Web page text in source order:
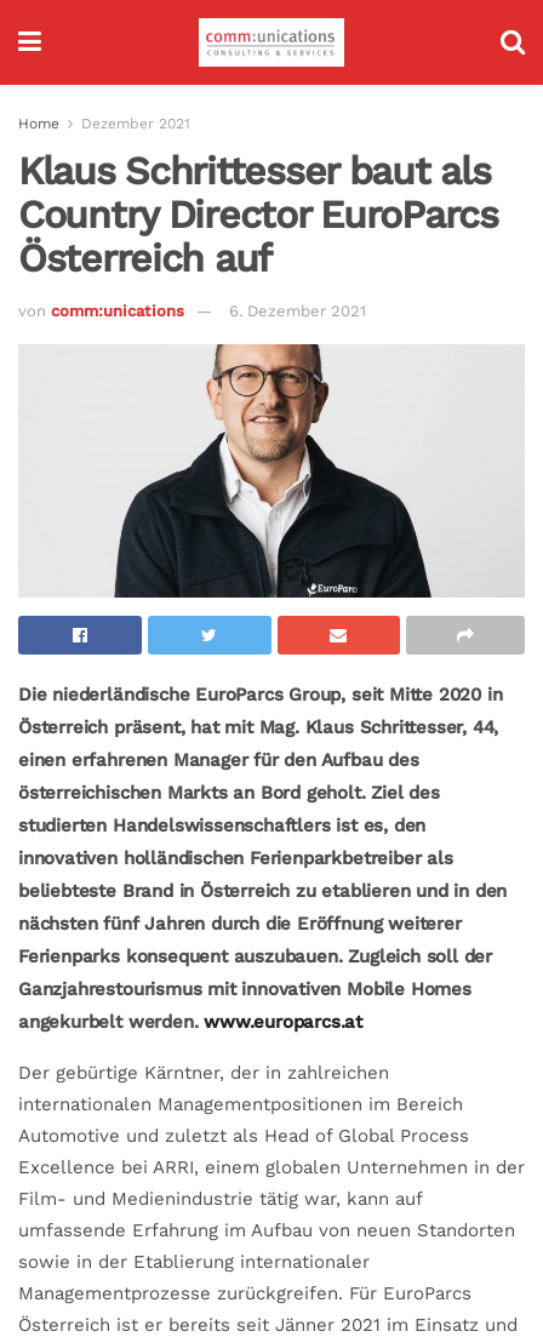
Home Dezember 2021
Klaus Schrittesser baut als
Country Director EuroParcs
Österreich auf
von comm:unications 6. Dezember 2021
Die niederländische EuroParcs Group, seit Mitte 2020 in
Österreich präsent, hat mit Mag. Klaus Schrittesser, 44,
einen erfahrenen Manager für den Aufbau des
österreichischen Markts an Bord geholt. Ziel des
studierten Handelswissenschaftlers ist es, den
innovativen holländischen Ferienparkbetreiber als
beliebteste Brand in Österreich zu etablieren und in den
nächsten fünf Jahren durch die Eröffnung weiterer
Ferienparks konsequent auszubauen. Zugleich soll der
Ganzjahrestourismus mit innovativen Mobile Homes
angekurbelt werden.www.europarcs.at
Der gebürtige Kärntner, der in zahlreichen
internationalen Managementpositionen im Bereich
Automotive und zuletzt als Head of Global Process
Excellence bei ARRI, einem globalen Unternehmen in der
Film- und Medienindustrie tätig war, kann auf
umfassende Erfahrung im Aufbau von neuen Standorten
sowie in der Etablierung internationaler
Managementprozesse zurückgreifen. Für EuroParcs
Österreich ist er bereits seit Jänner 2021 im Einsatz und